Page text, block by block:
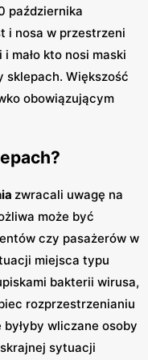
października
i nosa w przestrzeni
mało kto nosi maski
sklepach. Większość
obowiązującym
zwracali uwagę na
może być
czy pasażerów w
miejsca typu
bakterii wirusa,
rozprzestrzenianiu
wliczane osoby
sytuacji